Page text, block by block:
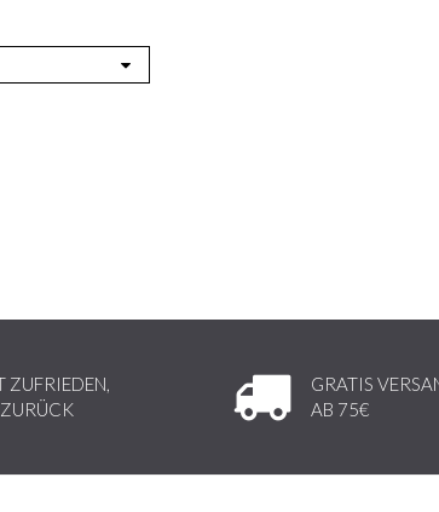
ZUFRIEDEN,
GRATIS
AB 75€